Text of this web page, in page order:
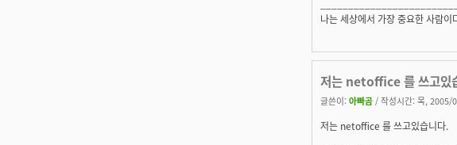
나는 세상에서 가장 중요한 사람이
저는 netoffice 를 쓰고있
글쓴이: 아빠곰 / 작성시간: 목, 2005/
저는 netoffice 를 쓰고있습니다.